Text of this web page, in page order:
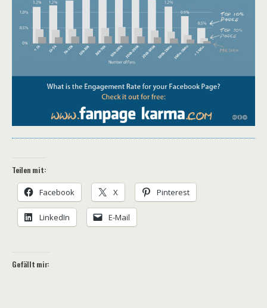
Teilen mit:
Facebook X Pinterest
LinkedIn E-Mail
Gefällt mir: